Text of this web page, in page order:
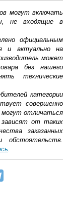
могут включать
не входящие в
официальным
и актуально на
может
без нашего
технические
категории
совершенно
могут отличаться
от таких
заказанных
обстоятельств.
.